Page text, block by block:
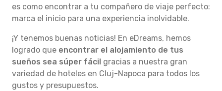
es como encontrar a tu compañero de viaje perfecto:
marca el inicio para una experiencia inolvidable.
¡Y tenemos buenas noticias! En eDreams, hemos
logrado que encontrar el alojamiento de tus
sueños sea súper fácil gracias a nuestra gran
variedad de hoteles en Cluj-Napoca para todos los
gustos y presupuestos.